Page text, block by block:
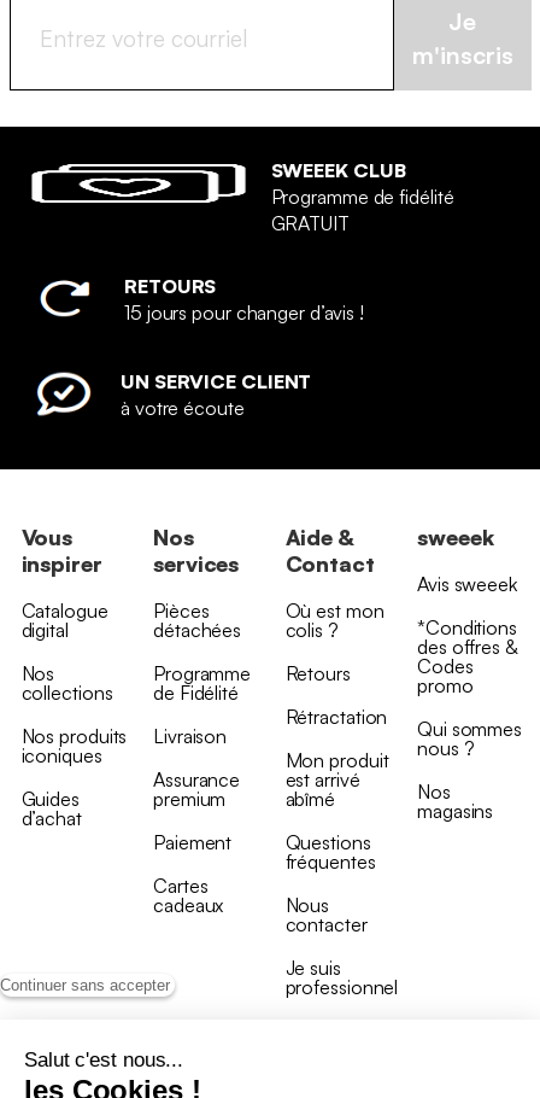
Continuer sans accepter
Salut c'est nous...
les Cookies !
Je
m'inscris
SWEEEK CLUB
Programme de fidélité
GRATUIT
RETOURS
15 jours pour changer d’avis !
UN SERVICE CLIENT
à votre écoute
Vous
inspirer
Catalogue
digital
Nos
collections
Nos produits
iconiques
Guides
d’achat
Nos
services
Pièces
détachées
Programme
de Fidélité
Livraison
Assurance
premium
Paiement
Cartes
cadeaux
Aide &
Contact
Où est mon
colis ?
Retours
Rétractation
Mon produit
est arrivé
abîmé
Questions
fréquentes
Nous
contacter
Je suis
professionnel
sweeek
Avis sweeek
*Conditions
des offres &
Codes
promo
Qui sommes
nous ?
Nos
magasins